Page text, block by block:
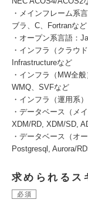
・メインフレーム系
ブラ、C、Fortranなど
・オープン系言語：
・インフラ（クラウ
Infrastructureなど
・インフラ（MW全
WMQ、SVFなど
・インフラ（運用系
・データベース（メ
XDM/RD, XDM/SD,
・データベース（オ
Postgresql, Aurora/
求められるス
必須